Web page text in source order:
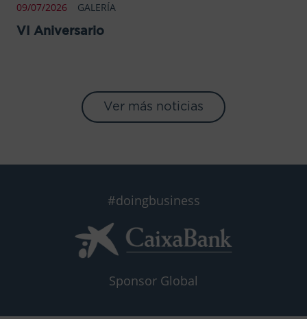
09/07/2026 GALERÍA
VI Aniversario
Ver más noticias
#doingbusiness
Sponsor Global